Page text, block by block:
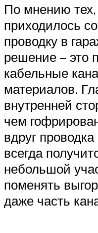
По мнению
приходилось
проводку в
решение – это
кабельные
материалов.
внутренней
чем
вдруг
всегда
небольшой
поменять
даже часть